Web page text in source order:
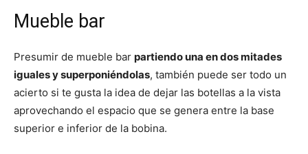
Mueble bar
Presumir de mueble bar partiendo una en dos mitades
iguales y superponiéndolas, también puede ser todo un
acierto si te gusta la idea de dejar las botellas a la vista
aprovechando el espacio que se genera entre la base
superior e inferior de la bobina.